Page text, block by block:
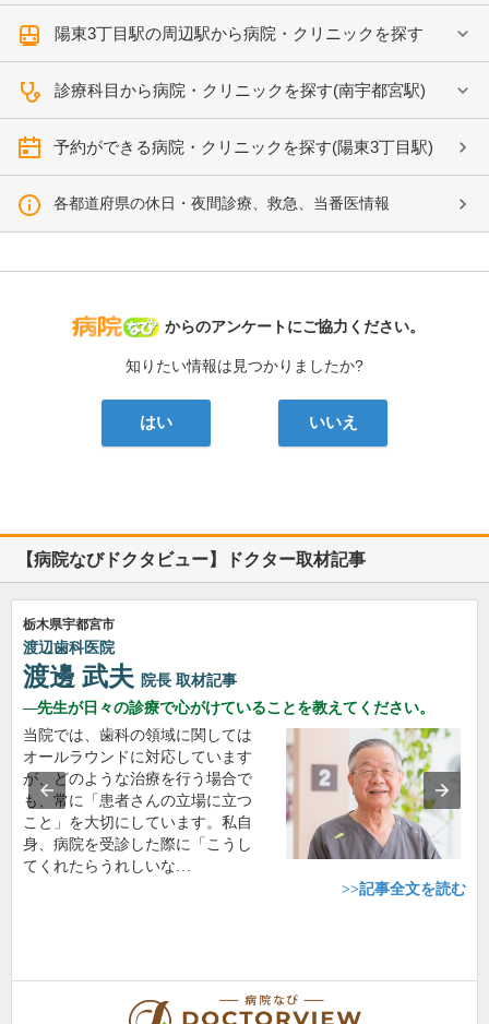
陽東3丁目駅の周辺駅から病院・クリニックを探す
診療科目から病院・クリニックを探す(南宇都宮駅)
予約ができる病院・クリニックを探す(陽東3丁目駅)
各都道府県の休日・夜間診療、救急、当番医情報
病院なび
からのアンケートにご協力ください。
知りたい情報は見つかりましたか?
はい いいえ
【病院なびドクタビュー】ドクター取材記事
栃木県宇都宮市
渡辺歯科医院
渡邊 武夫 院長 取材記事
先生が日々の診療で心がけていることを教えてください。
当院では、歯科の領域に関しては
オールラウンドに対応しています
が、どのような治療を行う場合で
も、常に「患者さんの立場に立つ
こと」を大切にしています。私自
身、病院を受診した際に「こうし
てくれたらうれしいな…
>>記事全文を読む